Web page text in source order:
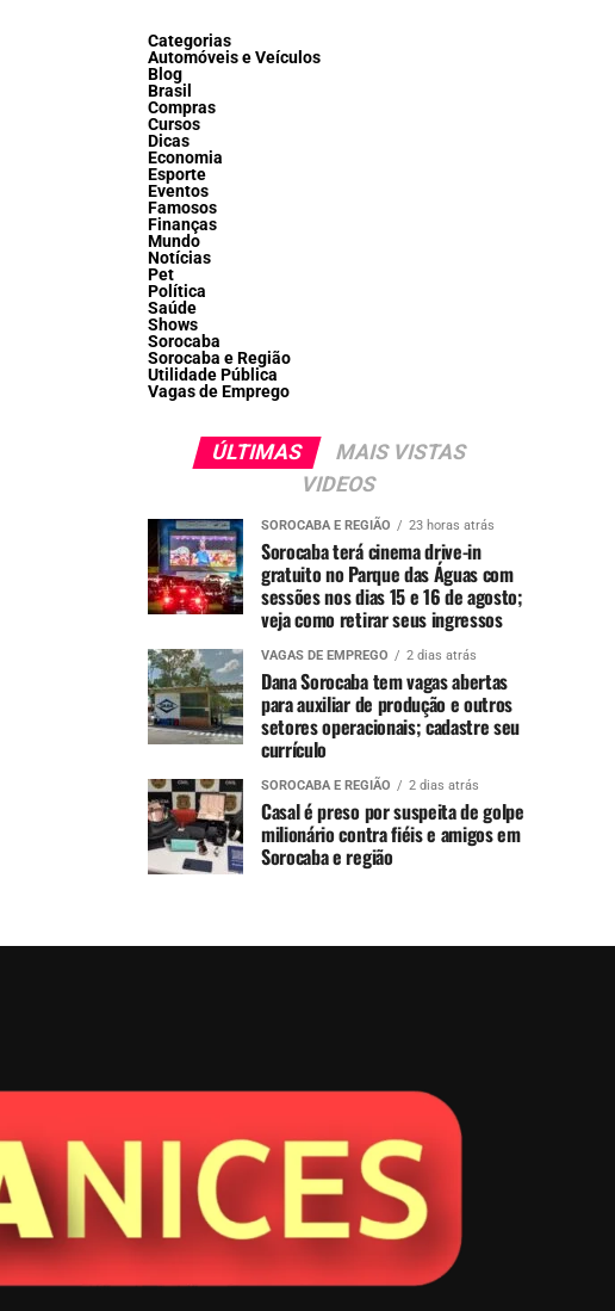
Categorias
Automóveis e Veículos
Blog
Brasil
Compras
Cursos
Dicas
Economia
Esporte
Eventos
Famosos
Finanças
Mundo
Notícias
Pet
Política
Saúde
Shows
Sorocaba
Sorocaba e Região
Utilidade Pública
Vagas de Emprego
ÚLTIMAS
MAIS VISTAS
VIDEOS
SOROCABA E REGIÃO 23 horas atrás
Sorocaba terá cinema drive-in
gratuito no Parque das Águas com
sessões nos dias 15 e 16 de agosto;
veja como retirar seus ingressos
VAGAS DE EMPREGO 2 dias atrás
Dana Sorocaba tem vagas abertas
para auxiliar de produção e outros
setores operacionais; cadastre seu
currículo
SOROCABA E REGIÃO 2 dias atrás
Casal é preso por suspeita de golpe
milionário contra fiéis e amigos em
Sorocaba e região